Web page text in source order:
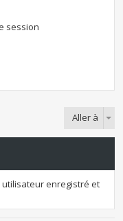
session
Aller à
enregistré et